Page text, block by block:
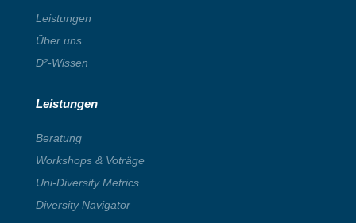
Leistungen
Über uns
D²-Wissen
Leistungen
Beratung
Workshops & Voträge
Uni-Diversity Metrics
Diversity Navigator